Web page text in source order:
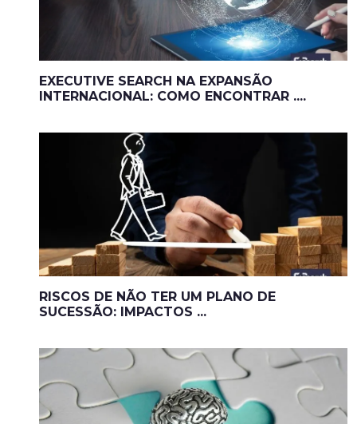
EXECUTIVE SEARCH NA EXPANSÃO
INTERNACIONAL: COMO ENCONTRAR ....
RISCOS DE NÃO TER UM PLANO DE
SUCESSÃO: IMPACTOS ...